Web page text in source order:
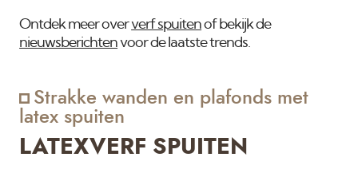
Ontdek meer oververf spuitenof bekijk de
nieuwsberichtenvoor de laatste trends.
Strakke wanden en plafonds met
latex spuiten
LATEXVERF SPUITEN